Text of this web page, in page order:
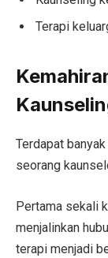
Terapi
Terdapat
seorang
Pertama sekali
menjalinkan
terapi menjadi